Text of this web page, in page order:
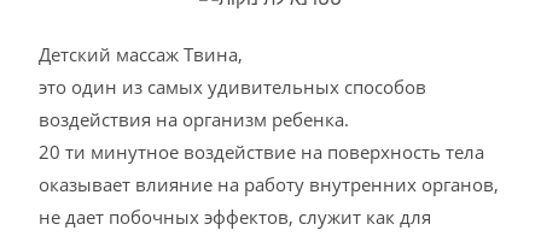
Детский массаж Твина,
это один из самых удивительных способов
воздействия на организм ребенка.
20 ти минутное воздействие на поверхность тела
оказывает влияние на работу внутренних органов,
не дает побочных эффектов, служит как для